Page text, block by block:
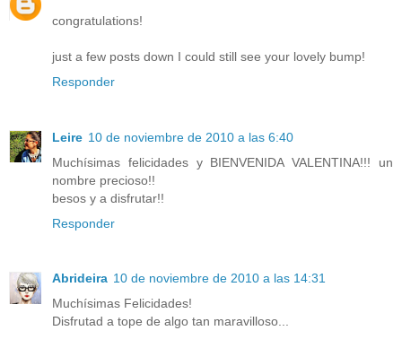
congratulations!
just a few posts down I could still see your lovely bump!
Responder
Leire 10 de noviembre de 2010 a las 6:40
Muchísimas felicidades y BIENVENIDA VALENTINA!!! un
nombre precioso!!
besos y a disfrutar!!
Responder
Abrideira 10 de noviembre de 2010 a las 14:31
Muchísimas Felicidades!
Disfrutad a tope de algo tan maravilloso...